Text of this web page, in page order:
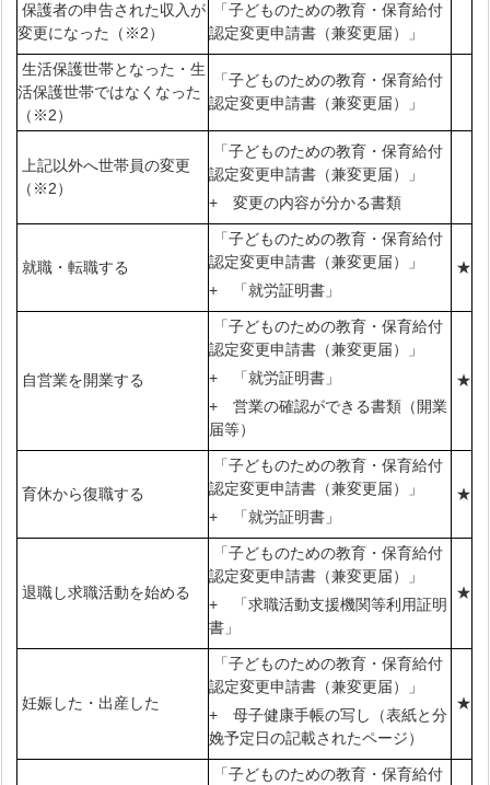
保護者の申告された収入が
変更になった（※2）
「子どものための教育・保育給付
認定変更申請書（兼変更届）」
生活保護世帯となった・生
活保護世帯ではなくなった
（※2）
「子どものための教育・保育給付
認定変更申請書（兼変更届）」
上記以外へ世帯員の変更
（※2）
「子どものための教育・保育給付
認定変更申請書（兼変更届）」
+ 変更の内容が分かる書類
就職・転職する
「子どものための教育・保育給付
認定変更申請書（兼変更届）」
+ 「就労証明書」
★
自営業を開業する
「子どものための教育・保育給付
認定変更申請書（兼変更届）」
+ 「就労証明書」
+ 営業の確認ができる書類（開業
届等）
★
育休から復職する
「子どものための教育・保育給付
認定変更申請書（兼変更届）」
+ 「就労証明書」
★
退職し求職活動を始める
「子どものための教育・保育給付
認定変更申請書（兼変更届）」
+ 「求職活動支援機関等利用証明
書」
★
妊娠した・出産した
「子どものための教育・保育給付
認定変更申請書（兼変更届）」
+ 母子健康手帳の写し（表紙と分
娩予定日の記載されたページ）
★
「子どものための教育・保育給付